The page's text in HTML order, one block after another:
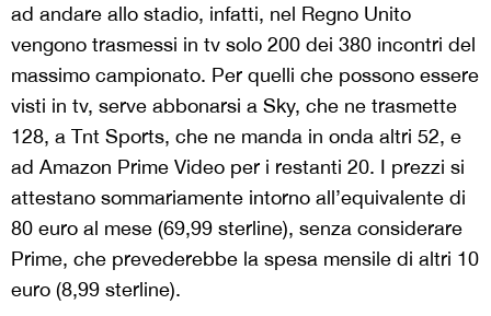
ad andare allo stadio, infatti, nel Regno Unito
vengono trasmessi in tv solo 200 dei 380 incontri del
massimo campionato. Per quelli che possono essere
visti in tv, serve abbonarsi a Sky, che ne trasmette
128, a Tnt Sports, che ne manda in onda altri 52, e
ad Amazon Prime Video per i restanti 20. I prezzi si
attestano sommariamente intorno all’equivalente di
80 euro al mese (69,99 sterline), senza considerare
Prime, che prevederebbe la spesa mensile di altri 10
euro (8,99 sterline).